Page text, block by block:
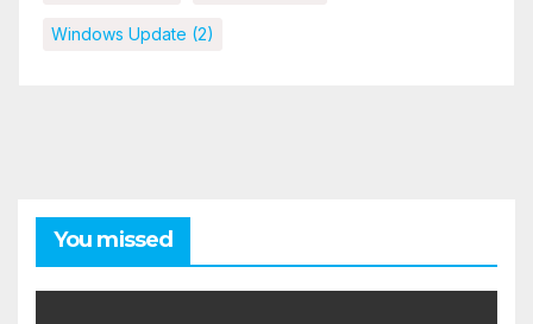
Windows Update (2)
You missed